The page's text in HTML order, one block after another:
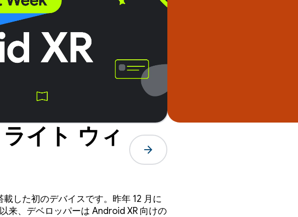
イト ウィ
arrow_forward
した初のデバイスです。昨年 12 月に
来、デベロッパーは Android XR 向けの